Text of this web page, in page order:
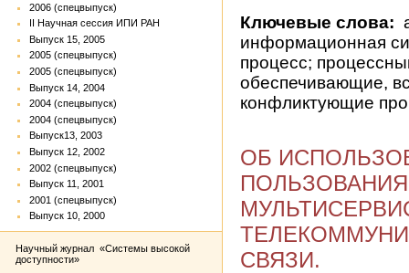
2006 (спецвыпуск)
II Научная сессия ИПИ РАН
Выпуск 15, 2005
2005 (спецвыпуск)
2005 (спецвыпуск)
Выпуск 14, 2004
2004 (спецвыпуск)
2004 (спецвыпуск)
Выпуск13, 2003
Выпуск 12, 2002
2002 (спецвыпуск)
Выпуск 11, 2001
2001 (спецвыпуск)
Выпуск 10, 2000
Научный журнал «Системы высокой
доступности»
Ключевые слова:
информационная
процесс;
обеспечивающие,
конфликтующие
ОБ
СВЯЗИ.